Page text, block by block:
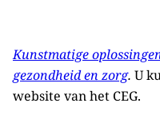
Kunstmatige
gezondheid en zorg. U
website van het CEG.